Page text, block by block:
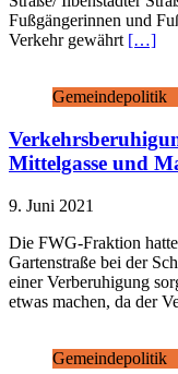
Fußgängerinnen und
Verkehr gewährt […]
Gemeindepolitik
Mittelgasse und
9. Juni 2021
Die FWG-Fraktion
Gartenstraße bei der
einer Verberuhigung
etwas machen, da der
Gemeindepolitik